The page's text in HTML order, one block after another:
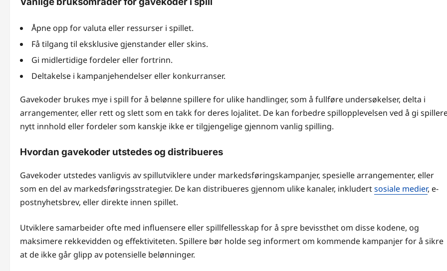
Åpne opp for valuta eller ressurser i spillet.
Få tilgang til eksklusive gjenstander eller skins.
Gi midlertidige fordeler eller fortrinn.
Deltakelse i kampanjehendelser eller konkurranser.
Gavekoder brukes mye i spill for å belønne spillere for ulike handlinger, som å fullføre undersøkelser, delta i
arrangementer, eller rett og slett som en takk for deres lojalitet. De kan forbedre spillopplevelsen ved å gi
nytt innhold eller fordeler som kanskje ikke er tilgjengelige gjennom vanlig spilling.
Hvordan gavekoder utstedes og distribueres
Gavekoder utstedes vanligvis av spillutviklere under markedsføringskampanjer, spesielle arrangementer, eller
som en del av markedsføringsstrategier. De kan distribueres gjennom ulike kanaler, inkludertsosiale medier, e-
postnyhetsbrev, eller direkte innen spillet.
Utviklere samarbeider ofte med influensere eller spillfellesskap for å spre bevissthet om disse kodene, og
maksimere rekkevidden og effektiviteten. Spillere bør holde seg informert om kommende kampanjer for å sikre
at de ikke går glipp av potensielle belønninger.